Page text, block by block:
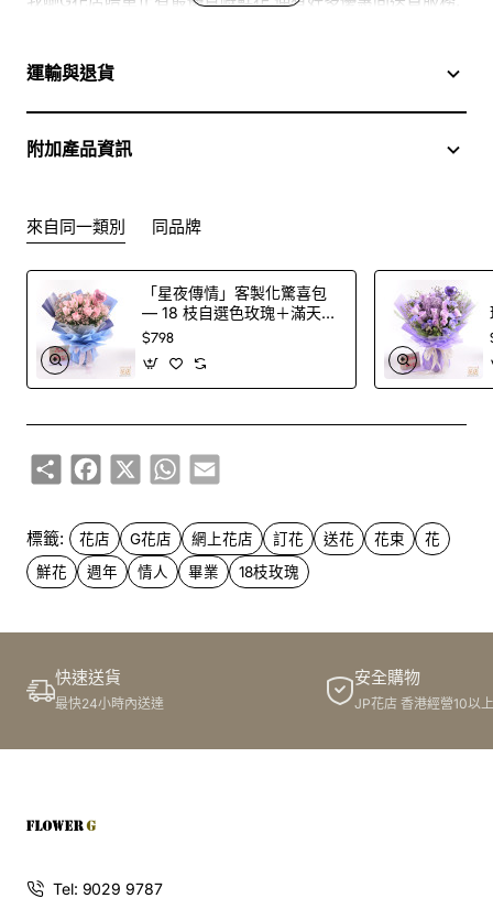
好用?我就畀大家一一介紹俾你聽吓啦!
首先呢,如果你唔知買乜花比你鍾意嘅人,可以打去G花店客戶
根據你嘅要求,度身訂做一束特別嘅花束俾你!只要你俾少少資
再來就係送花時間預約。G花店提供全港各區送花服務,如果
你想要第二日就收到心頭好,可以提早一日再3pm之前下單就
冇問題架!我哋快遞團隊會第二朝早晨就將花束安全妥當咁送
再講講花束設計款式。G花店除咗有經典嘅18枝玫瑰花束之
Moments等等。款式設計優雅精緻,無論係要送俾你深愛嘅
人,定係用做一個體面嘅週年、畢業禮物,都非常合適!如果你
仲想自訂特別D嘅花束款式,我哋嘅花藝師傅都可以為你度身
最後就係花束包裝配送。我哋嘅花束包裝都好精緻大方,用心
唔同。不管你要送畀情人,定係其他親朋好友,都一定好得體大
送到,即日送達唔係夢。係唔係覺得又方便又安心?
運輸與退貨
附加產品資訊
來自同一類別 同品牌
「星夜傳情」客製化驚喜包
— 18 枝自選色玫瑰＋滿天星
花束＋印字氣球（100 色玫
$798
ShareFacebook
X WhatsApp
Email
標籤: 花店 G花店 網上花店 訂花 送花 花束
花
鮮花
週年 情人 畢業 18枝玫瑰
快速送貨
最快24小時內送達
安全購物
JP花店 香港經營10以
Tel: 9029 9787